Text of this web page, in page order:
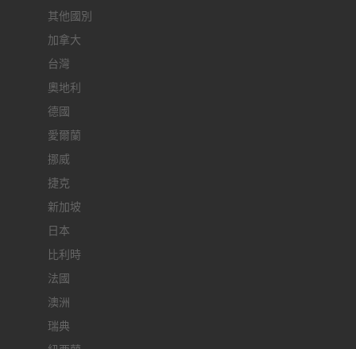
其他國別
加拿大
台灣
奧地利
德國
愛爾蘭
挪威
捷克
新加坡
日本
比利時
法國
澳洲
瑞典